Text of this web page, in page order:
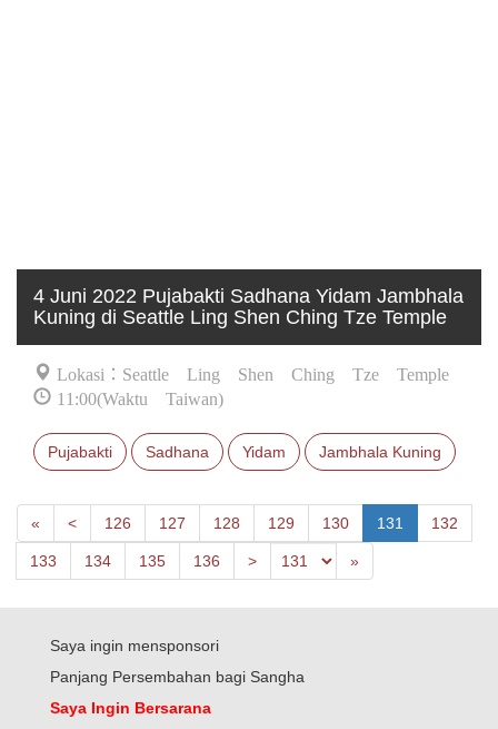
4 Juni 2022 Pujabakti Sadhana Yidam Jambhala
Kuning di Seattle Ling Shen Ching Tze Temple
Lokasi：Seattle Ling Shen Ching Tze Temple
11:00(Waktu Taiwan)
Pujabakti Sadhana Yidam Jambhala Kuning
« First<Next126 127 128 129 130 131 132
133 134 135 136 >Previous »Last
Saya ingin mensponsori
Panjang Persembahan bagi Sangha
Saya Ingin Bersarana